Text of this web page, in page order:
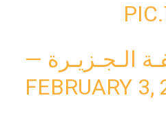
FEBRUARY 3,